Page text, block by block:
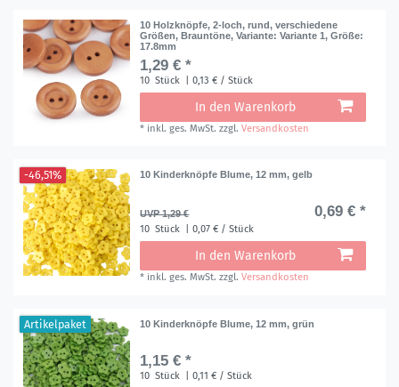
10 Holzknöpfe, 2-loch, rund, verschiedene
Größen, Brauntöne, Variante: Variante 1, Größe:
17.8mm
1,29 € *
10 Stück | 0,13 € / Stück
In den Warenkorb
* inkl. ges. MwSt. zzgl.Versandkosten
-46,51% 10 Kinderknöpfe Blume, 12 mm, gelb
UVP 1,29 € 0,69 € *
10 Stück | 0,07 € / Stück
In den Warenkorb
* inkl. ges. MwSt. zzgl.Versandkosten
Artikelpaket 10 Kinderknöpfe Blume, 12 mm, grün
1,15 € *
10 Stück | 0,11 € / Stück